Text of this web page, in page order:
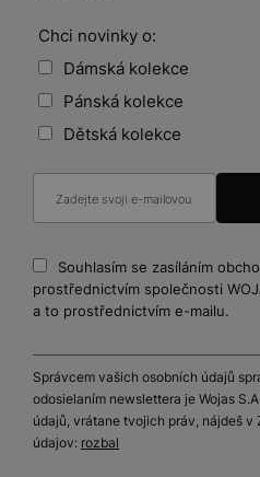
Chci novinky o:
Dámská kolekce
Pánská kolekce
Dětská kolekce
Souhlasím se zasíláním
prostřednictvím společnosti
a to prostřednictvím e-mailu.
Správcem vašich osobních údajů
odosielaním newslettera je Wojas
údajů, vrátane tvojich práv, nájdeš
údajov: rozbal